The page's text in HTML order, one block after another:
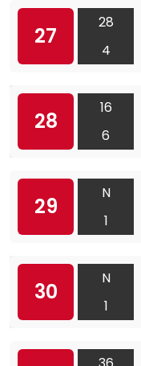
27
28
4
28
16
6
29
N
1
30
N
1